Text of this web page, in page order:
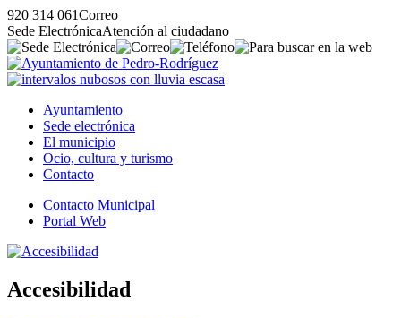
920 314 061Correo
Sede ElectrónicaAtención al ciudadano
Ayuntamiento
Sede electrónica
El municipio
Ocio, cultura y turismo
Contacto
Contacto Municipal
Portal Web
Accesibilidad